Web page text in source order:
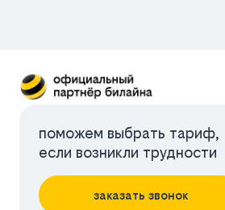
поможем выбрать тариф,
если возникли трудности
заказать звонок